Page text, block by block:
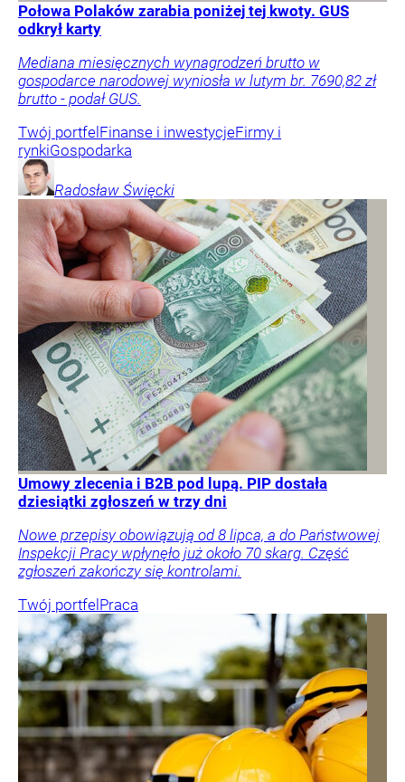
Połowa Polaków zarabia poniżej tej kwoty. GUS
odkrył karty
Mediana miesięcznych wynagrodzeń brutto w
gospodarce narodowej wyniosła w lutym br. 7690,82 zł
brutto - podał GUS.
Twój portfelFinanse i inwestycjeFirmy i
rynkiGospodarka
Radosław Święcki
Umowy zlecenia i B2B pod lupą. PIP dostała
dziesiątki zgłoszeń w trzy dni
Nowe przepisy obowiązują od 8 lipca, a do Państwowej
Inspekcji Pracy wpłynęło już około 70 skarg. Część
zgłoszeń zakończy się kontrolami.
Twój portfelPraca